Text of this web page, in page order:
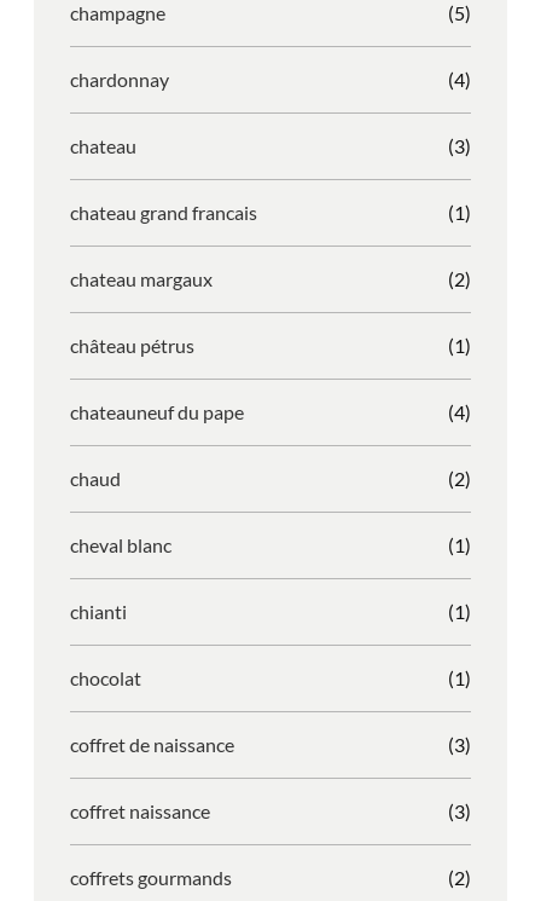
champagne (5)
chardonnay (4)
chateau (3)
chateau grand francais (1)
chateau margaux (2)
château pétrus (1)
chateauneuf du pape (4)
chaud (2)
cheval blanc (1)
chianti (1)
chocolat (1)
coffret de naissance (3)
coffret naissance (3)
coffrets gourmands (2)